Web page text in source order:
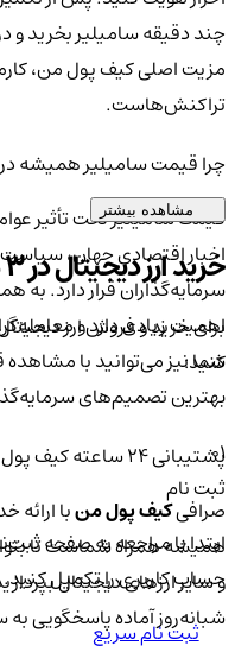
چند دقیقه سامیلیر بخرید و در
مزیت اصلی کیف پول من،
تراکنش‌هاست.
چرا قیمت سامیلیر همیشه
قیمت سامیلیر تحت تأثیر
اخبار اقتصادی جهان،
سرمایه‌گذاران قرار دارد. به
اهمیت زیادی دارد و
شما نیز می‌توانید با
بهترین تصمیم‌های
پشتیبانی ۲۴ ساعته کیف پول من
صرافیکیف پول منبا ارائه
همیشه همراه شماست تا
و سایر ارزهای دیجیتال
شبانه‌روز آماده پاسخگویی
مشاهده بیشتر
خرید ارز دیجیتال در 3 مرحله ساده
برای خرید و فروش ارز
کنید:
01
ثبت نام
ابتدا با مراجعه به صفحه
حساب کاربری را تکمیل کنید.
ثبت نام سریع